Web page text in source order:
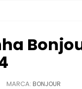
BONJOUR